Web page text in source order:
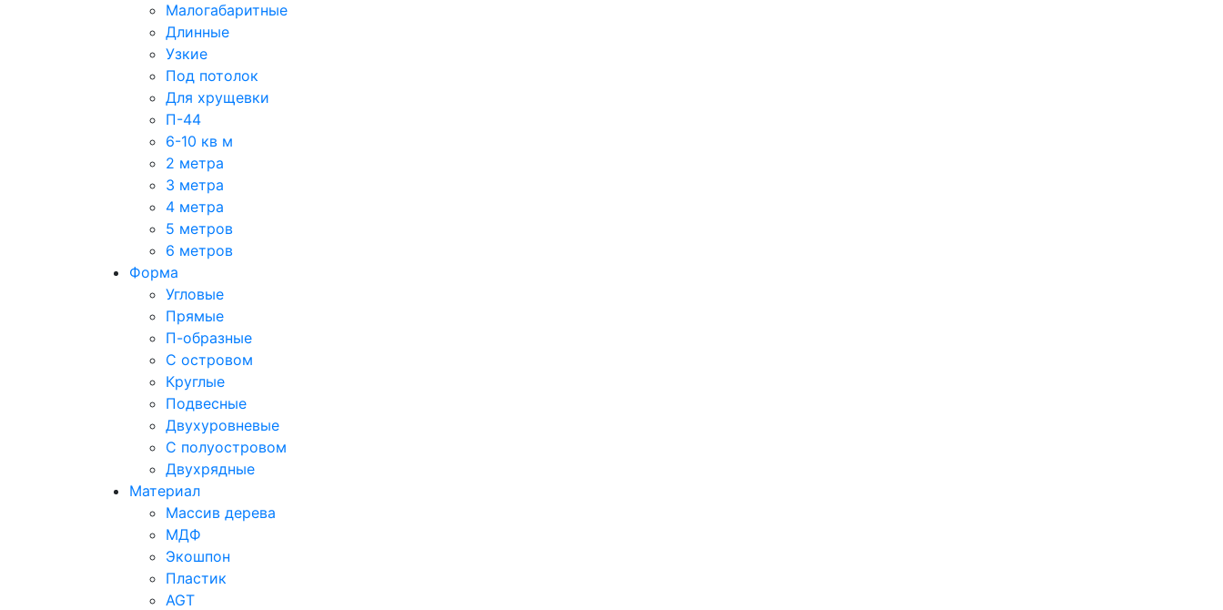
Малогабаритные
Длинные
Узкие
Под потолок
Для хрущевки
П-44
6-10 кв м
2 метра
3 метра
4 метра
5 метров
6 метров
Форма
Угловые
Прямые
П-образные
С островом
Круглые
Подвесные
Двухуровневые
С полуостровом
Двухрядные
Материал
Массив дерева
МДФ
Экошпон
Пластик
AGT
Previous